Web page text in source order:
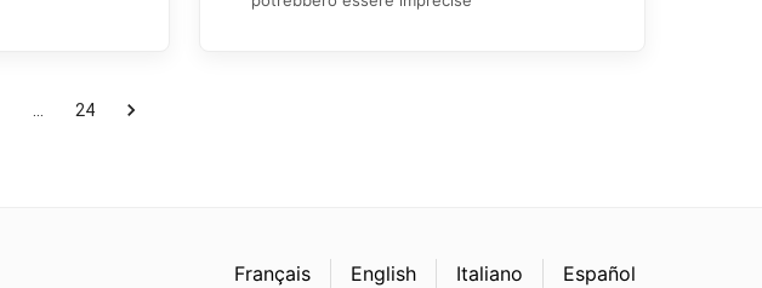
24
Français English Italiano Español